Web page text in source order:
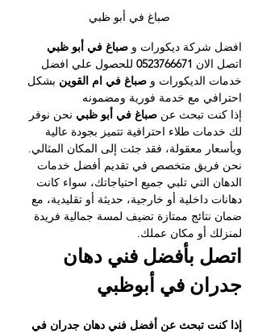
صباغ في أبو ظبي
افضل شركة ديكورات و صباغ في أبو ظبي
اتصل الان 0523766671 للحصول علي افضل
خدمات الديكورات و صباغ في ام القوين بشكل
احترافي مع خدمة فورية ومضمونه
إذا كنت تبحث عن صباغ في أبو ظبي نحن نوفر
لك خدمات طلاء احترافية تتميز بجودة عالية
وبأسعار معقولة، فقد جئت إلى المكان المثالي.
نحن فريق متخصص في تقديم أفضل خدمات
الدهان التي تلبي جميع احتياجاتك، سواء كانت
دهانات داخلية أو خارجية، حديثة أو تقليدية، مع
ضمان نتائج ممتازة تضيف لمسة جمالية فريدة
لمنزلك أو مكان عملك.
اتصل بأفضل فني دهان
جدران في أبوظبي
إذا كنت تبحث عن أفضل فني دهان جدران في